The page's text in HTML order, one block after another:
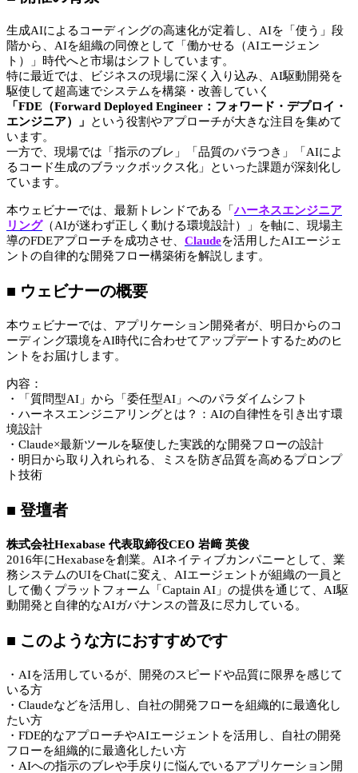
生成AIによるコーディングの高速化が定着し、AIを「使う」段
階から、AIを組織の同僚として「働かせる（AIエージェン
ト）」時代へと市場はシフトしています。
特に最近では、ビジネスの現場に深く入り込み、AI駆動開発を
駆使して超高速でシステムを構築・改善していく
「FDE（Forward Deployed Engineer：フォワード・デプロイ・
エンジニア）」
という役割やアプローチが大きな注目を集めて
います。
一方で、現場では「指示のブレ」「品質のバラつき」「AIによ
るコード生成のブラックボックス化」といった課題が深刻化し
ています。
本ウェビナーでは、最新トレンドである「ハーネスエンジニア
リング（AIが迷わず正しく動ける環境設計）」を軸に、現場主
導のFDEアプローチを成功させ、 Claudeを活用したAIエージェ
ントの自律的な開発フロー構築術を解説します。
■ ウェビナーの概要
本ウェビナーでは、アプリケーション開発者が、明日からのコ
ーディング環境をAI時代に合わせてアップデートするためのヒ
ントをお届けします。
内容：
・「質問型AI」から「委任型AI」へのパラダイムシフト
・ハーネスエンジニアリングとは？：AIの自律性を引き出す環
境設計
・Claude×最新ツールを駆使した実践的な開発フローの設計
・明日から取り入れられる、ミスを防ぎ品質を高めるプロンプ
ト技術
■ 登壇者
株式会社Hexabase 代表取締役CEO 岩﨑 英俊
2016年にHexabaseを創業。AIネイティブカンパニーとして、業
務システムのUIをChatに変え、AIエージェントが組織の一員と
して働くプラットフォーム「Captain AI」の提供を通じて、AI駆
動開発と自律的なAIガバナンスの普及に尽力している。
■ このような方におすすめです
・AIを活用しているが、開発のスピードや品質に限界を感じて
いる方
・Claudeなどを活用し、自社の開発フローを組織的に最適化し
たい方
・FDE的なアプローチやAIエージェントを活用し、自社の開発
フローを組織的に最適化したい方
・AIへの指示のブレや手戻りに悩んでいるアプリケーション開